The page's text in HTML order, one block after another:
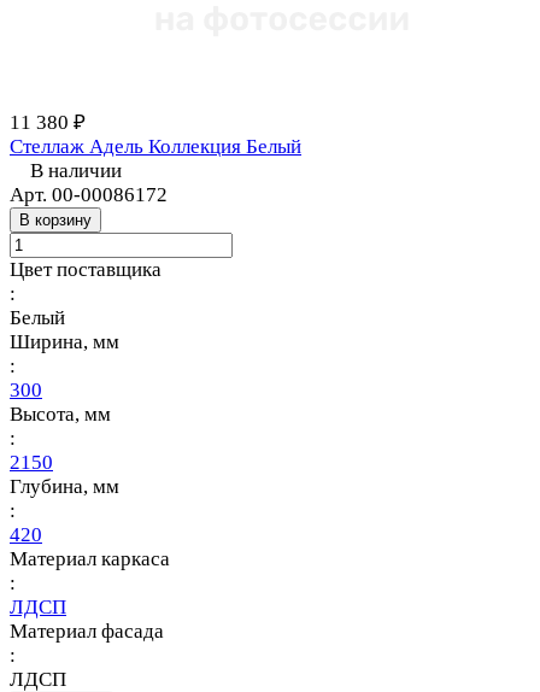
11 380 ₽
Стеллаж Адель Коллекция Белый
В наличии
Арт. 00-00086172
В корзину
Цвет поставщика
:
Белый
Ширина, мм
:
300
Высота, мм
:
2150
Глубина, мм
:
420
Материал каркаса
:
ЛДСП
Материал фасада
:
ЛДСП